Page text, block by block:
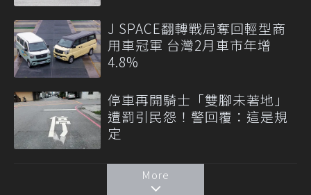
J SPACE翻轉戰局奪回輕型商
用車冠軍 台灣2月車市年增
4.8%
停車再開騎士「雙腳未著地」
遭罰引民怨！警回覆：這是規
定
More